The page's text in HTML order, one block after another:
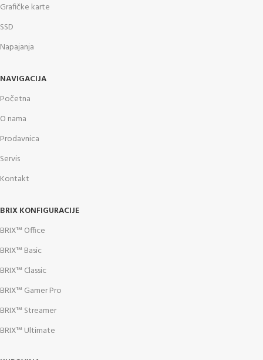
Grafičke karte
SSD
Napajanja
NAVIGACIJA
Početna
O nama
Prodavnica
Servis
Kontakt
BRIX KONFIGURACIJE
BRIX™ Office
BRIX™ Basic
BRIX™ Classic
BRIX™ Gamer Pro
BRIX™ Streamer
BRIX™ Ultimate